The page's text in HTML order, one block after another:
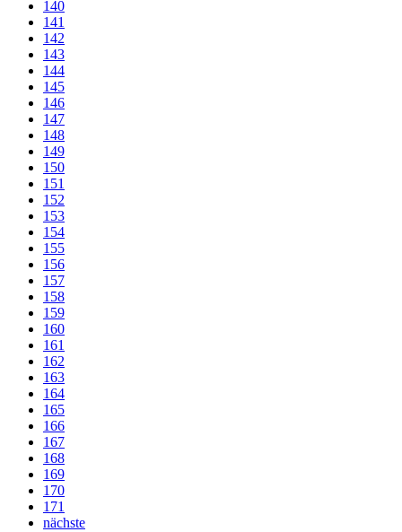
140
141
142
143
144
145
146
147
148
149
150
151
152
153
154
155
156
157
158
159
160
161
162
163
164
165
166
167
168
169
170
171
nächste